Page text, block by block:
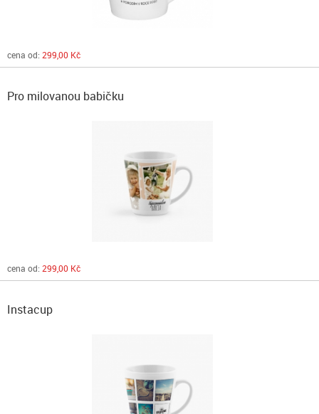
cena od: 299,00 Kč
Pro milovanou babičku
cena od: 299,00 Kč
Instacup